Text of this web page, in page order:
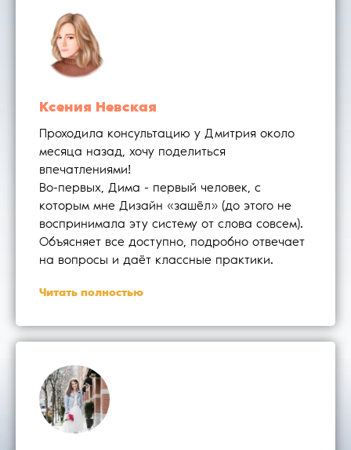
Ксения Невская
Проходила консультацию у Дмитрия около
месяца назад, хочу поделиться
впечатлениями!
Во-первых, Дима - первый человек, с
которым мне Дизайн «зашёл» (до этого не
воспринимала эту систему от слова совсем).
Объясняет все доступно, подробно отвечает
на вопросы и даёт классные практики.
Читать полностью